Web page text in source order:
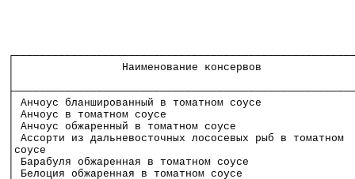
│                 Наименование консервов
│ Анчоус бланшированный в томатном соусе
│ Анчоус в томатном соусе
│ Анчоус обжаренный в томатном соусе
│ Ассорти из дальневосточных лососевых рыб в
│соусе
│ Барабуля обжаренная в томатном соусе
│ Белоция обжаренная в томатном соусе